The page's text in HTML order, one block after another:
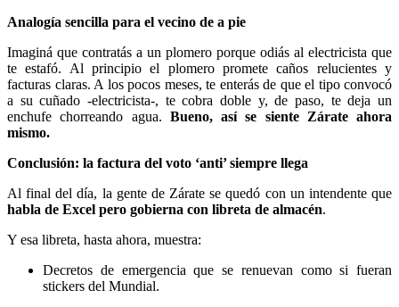
Analogía sencilla para el vecino de a pie
Imaginá que contratás a un plomero porque odiás al electricista que
te estafó. Al principio el plomero promete caños relucientes y
facturas claras. A los pocos meses, te enterás de que el tipo convocó
a su cuñado -electricista-, te cobra doble y, de paso, te deja un
enchufe chorreando agua. Bueno, así se siente Zárate ahora
mismo.
Conclusión: la factura del voto ‘anti’ siempre llega
Al final del día, la gente de Zárate se quedó con un intendente que
habla de Excel pero gobierna con libreta de almacén.
Y esa libreta, hasta ahora, muestra:
Decretos de emergencia que se renuevan como si fueran
stickers del Mundial.